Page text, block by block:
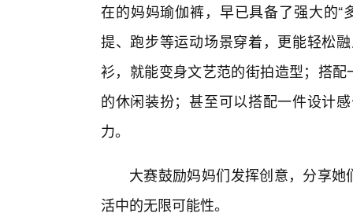
在的妈妈瑜伽裤，早已具备了强大的
提、跑步等运动场景穿着，更能轻松
衫，就能变身文艺范的街拍造型；搭
的休闲装扮；甚至可以搭配一件设计
力。
大赛鼓励妈妈们发挥创意，分享她
活中的无限可能性。